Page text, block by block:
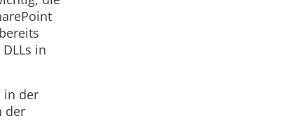
in
in der
der